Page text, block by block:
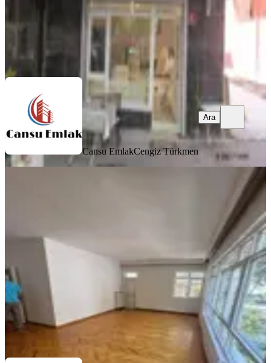
Cengiz Türkmen
Ara
Cansu EmlakCengiz Türkmen
Ara
Emek Diş Hekimligi Yanı 3+1 Kombili
Cansu Emlak Cengiz Türkmen